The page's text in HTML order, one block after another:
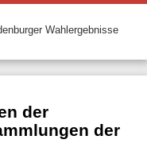
Wahlergebnisse
der
der